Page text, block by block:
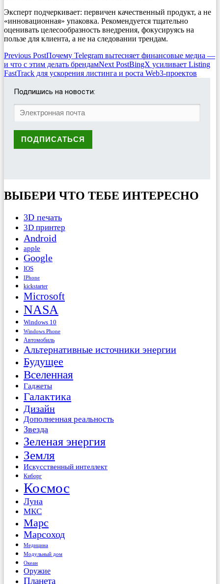
Эксперт подчеркивает: первичен качественный продукт, а не
«инновационная» упаковка. Рекомендуется тщательно
оценивать целесообразность внедрения, фокусируясь на
пользе для клиента, а не на следовании трендам.
Post
navigation
Previous PostПочему Telegram вытесняет финансовые медиа —
и что с этим делать брендамNext PostBingX усиливает Listing
FastTrack для ускорения листинга и роста Web3-проектов
Подпишись на новости:
ВЫБЕРИ ЧТО ТЕБЕ ИНТЕРЕСНО
3D печать
3D принтер
Android
apple
Google
IOS
IPhone
kickstarter
Microsoft
NASA
Windows 10
Windows Phone
Автомобиль
Альтернативные источники энергии
Будущее
Вселенная
Гаджеты
Галактика
Дизайн
Дополненная реальность
Звезда
Зеленая энергия
Земля
Искусственный интеллект
Киборг
Космос
Луна
МКС
Марс
Марсоход
Медицина
Модульный дом
Океан
Оружие
Планета